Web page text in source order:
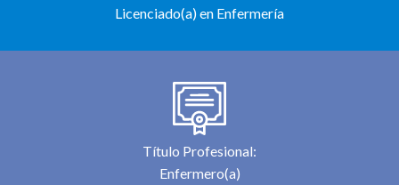
Licenciado(a) en Enfermería
Título Profesional:
Enfermero(a)